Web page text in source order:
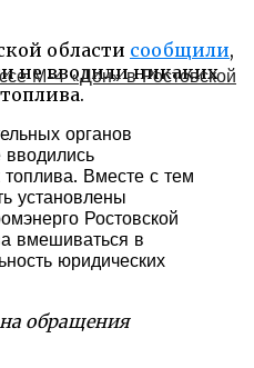
области сообщили,
не вводили никаких
органов
вводились
топлива. Вместе с тем
установлены
Ростовской
вмешиваться в
юридических
обращения
М-4 «Дон» в Ростовской